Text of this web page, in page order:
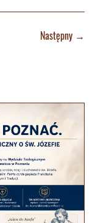
Następny→